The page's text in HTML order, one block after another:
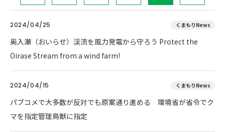
2024/04/25 くまもりNews
奥入瀬（おいらせ）渓流を風力発電から守ろう Protect the
Oirase Stream from a wind farm!
2024/04/15 くまもりNews
パブコメで大多数が反対でも原案通り進める 環境省が省令でク
マを指定管理鳥獣に指定